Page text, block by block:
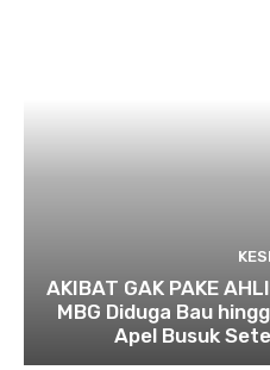
AKIBAT GAK PAKE
MBG Diduga Bau
Apel Busuk